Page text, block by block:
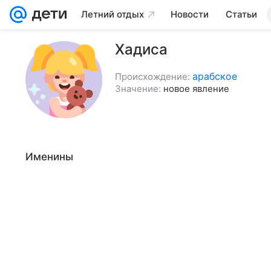
Летний отдых Новости Статьи
Хадиса
Происхождение: арабское
Значение: новое явление
Именины